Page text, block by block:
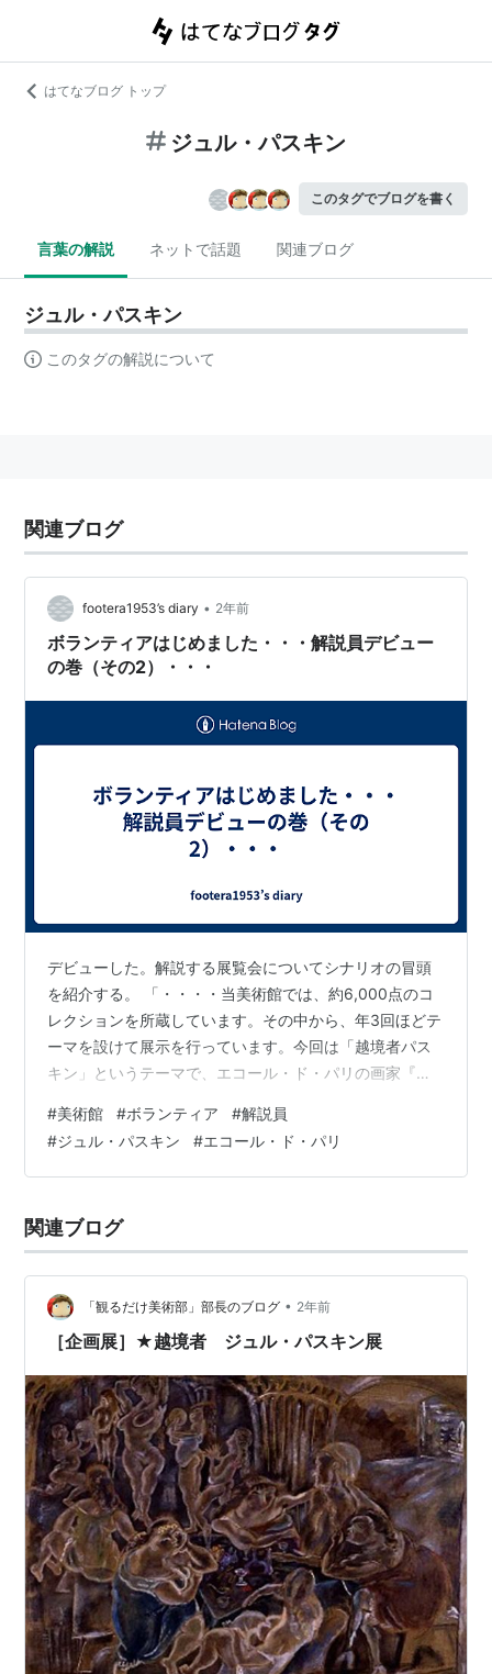
はてなブログ トップ
ジュル・パスキン
このタグでブログを書く
言葉の解説 ネットで話題 関連ブログ
ジュル・パスキン
このタグの解説について
関連ブログ
footera1953’s diary • 2年前
ボランティアはじめました・・・解説員デビュー
の巻（その2）・・・
デビューした。解説する展覧会についてシナリオの冒頭
を紹介する。 「・・・・当美術館では、約6,000点のコ
レクションを所蔵しています。その中から、年3回ほどテ
ーマを設けて展示を行っています。今回は「越境者パス
キン」というテーマで、エコール・ド・パリの画家『ジ
ル・ド・パリとは・・・・」 こんなテーマの展覧会約65
点の展示品から、15～18点くらいをおよそ30分で紹介す
る。 私が担当する上記展示では、①11：30～12：00と
者がいないとツアーが成立しない、つまり経験が積めな
いので、初日とい…
#美術館 #ボランティア #解説員
#ジュル・パスキン #エコール・ド・パリ
関連ブログ
「観るだけ美術部」部長のブログ • 2年前
［企画展］★越境者 ジュル・パスキン展